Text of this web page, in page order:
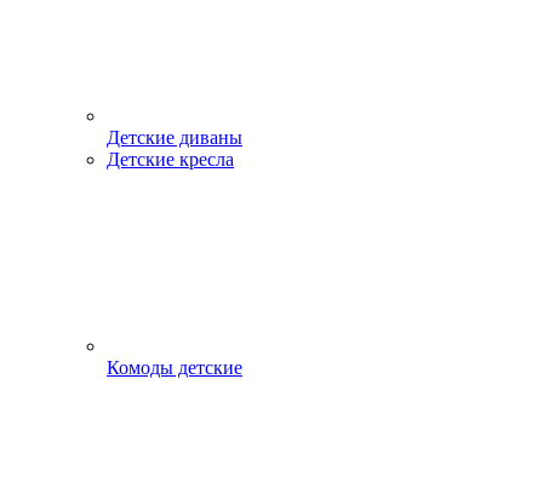
Детские диваны
Детские кресла
Комоды детские